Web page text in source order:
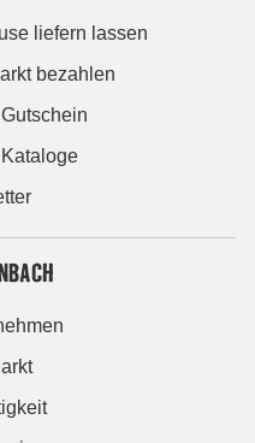
liefern lassen
bezahlen